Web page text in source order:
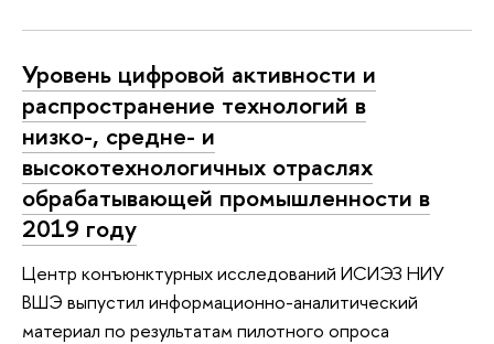
Уровень цифровой активности и
распространение технологий в
низко-, средне- и
высокотехнологичных отраслях
обрабатывающей промышленности в
2019 году
Центр конъюнктурных исследований ИСИЭЗ НИУ
ВШЭ выпустил информационно-аналитический
материал по результатам пилотного опроса